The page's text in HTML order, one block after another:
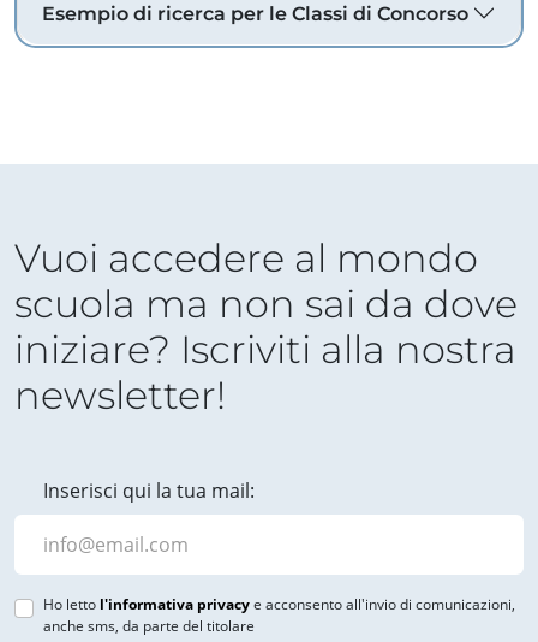
Esempio di ricerca per le Classi di Concorso
Vuoi accedere al mondo
scuola ma non sai da dove
iniziare? Iscriviti alla nostra
newsletter!
Inserisci qui la tua mail:
Ho letto l'informativa privacye acconsento all'invio di comunicazioni,
anche sms, da parte del titolare